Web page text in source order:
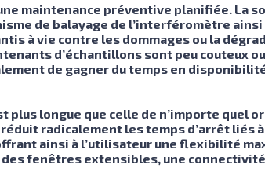
maintenance préventive planifiée. La
de balayage de l’interféromètre
à vie contre les dommages ou la
d’échantillons sont peu couteux
de gagner du temps en
plus longue que celle de n’importe quel
radicalement les temps d’arrêt liés
ainsi à l’utilisateur une flexibilité
fenêtres extensibles, une